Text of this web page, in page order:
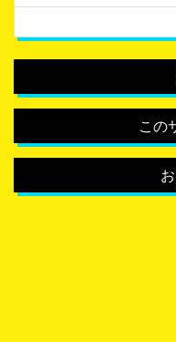
この